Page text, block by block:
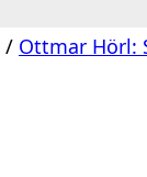
/ Ottmar Hörl: